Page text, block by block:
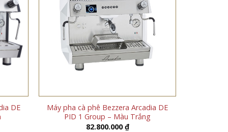
DE
Máy pha cà phê Bezzera Arcadia DE
PID 1 Group – Màu Trắng
82.800.000₫